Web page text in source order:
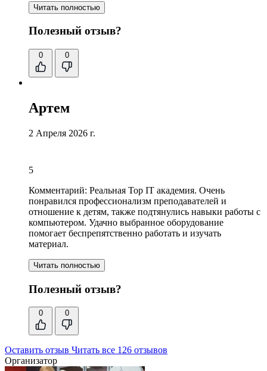
Читать полностью
Полезный отзыв?
0 0
Артем
2 Апреля 2026 г.
5
Комментарий: Реальная Top IT академия. Очень
понравился профессионализм преподавателей и
отношение к детям, также подтянулись навыки работы с
компьютером. Удачно выбранное оборудование
помогает беспрепятственно работать и изучать
материал.
Читать полностью
Полезный отзыв?
0 0
Оставить отзыв Читать все 126 отзывов
Организатор